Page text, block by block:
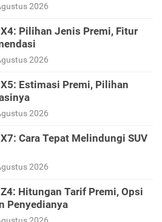
2026
Pilihan Jenis Premi, Fitur
2026
Estimasi Premi, Pilihan
2026
Cara Tepat Melindungi SUV
2026
Hitungan Tarif Premi, Opsi
Penyedianya
2026